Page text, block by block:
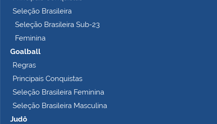
Seleção Brasileira
Seleção Brasileira Sub-23
Feminina
Goalball
Regras
Principais Conquistas
Seleção Brasileira Feminina
Seleção Brasileira Masculina
Judô